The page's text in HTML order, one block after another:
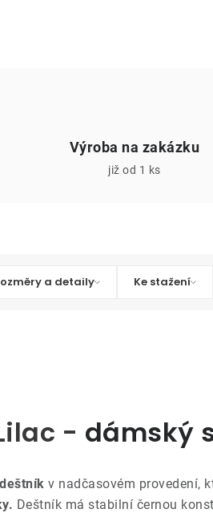
Výroba na zakázku
již od 1 ks
a detaily Ke stažení
- dámský
v nadčasovém provedení,
Deštník má stabilní černou